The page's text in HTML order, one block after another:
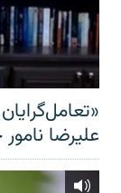
علیرضا